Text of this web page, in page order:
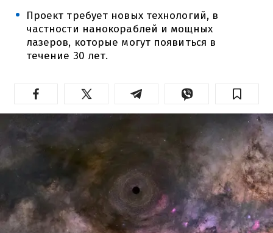
Проект требует новых технологий, в
частности нанокораблей и мощных
лазеров, которые могут появиться в
течение 30 лет.